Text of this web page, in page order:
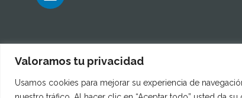
Valoramos tu privacidad
Usamos cookies para mejorar su experiencia de